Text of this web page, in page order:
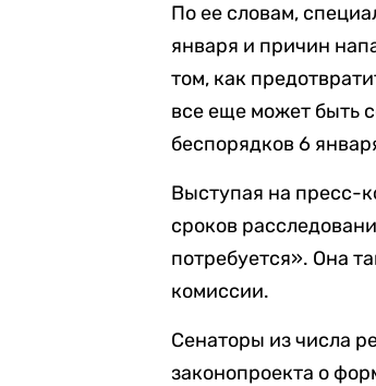
По ее словам,
января и причин
том, как
все еще может быть
беспорядков 6
Выступая на пресс-
сроков
потребуется». Она
комиссии.
Сенаторы из числа
законопроекта о